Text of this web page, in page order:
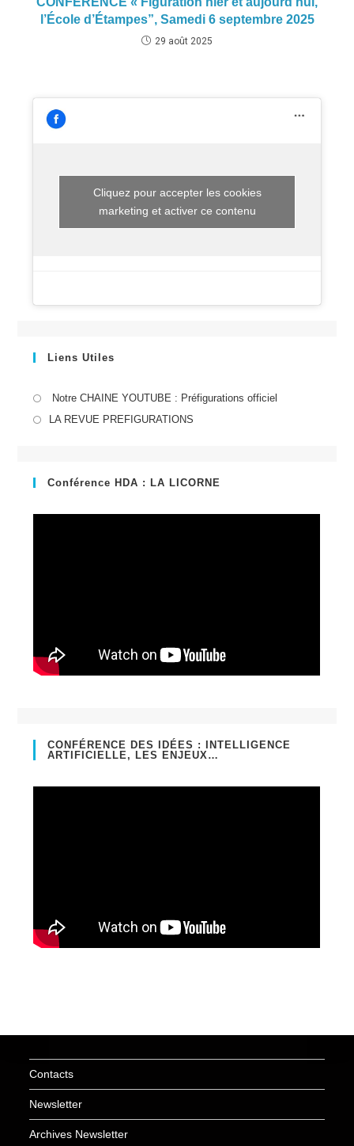
l’École d’Étampes”, Samedi 6 septembre 2025
29 août 2025
Cliquez pour accepter les cookies
marketing et activer ce contenu
Liens Utiles
Notre CHAINE YOUTUBE : Préfigurations officiel
LA REVUE PREFIGURATIONS
nouvel
Conférence HDA : LA LICORNE
CONFÉRENCE DES IDÉES : INTELLIGENCE
ARTIFICIELLE, LES ENJEUX…
Contacts
Newsletter
Archives Newsletter